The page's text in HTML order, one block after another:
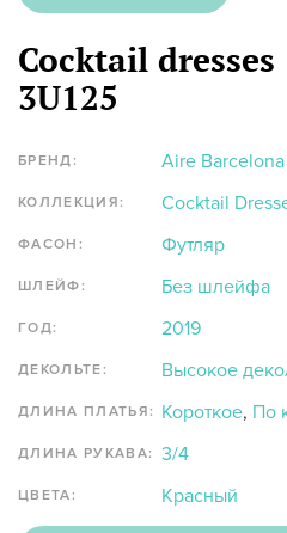
Cocktail
3U125
БРЕНД: Aire Barcelona
КОЛЛЕКЦИЯ: Cocktail
ФАСОН: Футляр
ШЛЕЙФ: Без шлейфа
ГОД: 2019
ДЕКОЛЬТЕ: Высокое
ДЛИНА ПЛАТЬЯ: Короткое, По
ДЛИНА РУКАВА: 3/4
ЦВЕТА: Красный